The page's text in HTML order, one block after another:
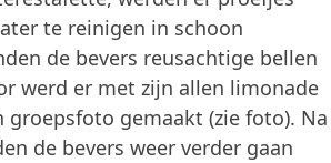
te reinigen in schoon
de bevers reusachtige bellen
werd er met zijn allen limonade
groepsfoto gemaakt (zie foto). Na
de bevers weer verder gaan